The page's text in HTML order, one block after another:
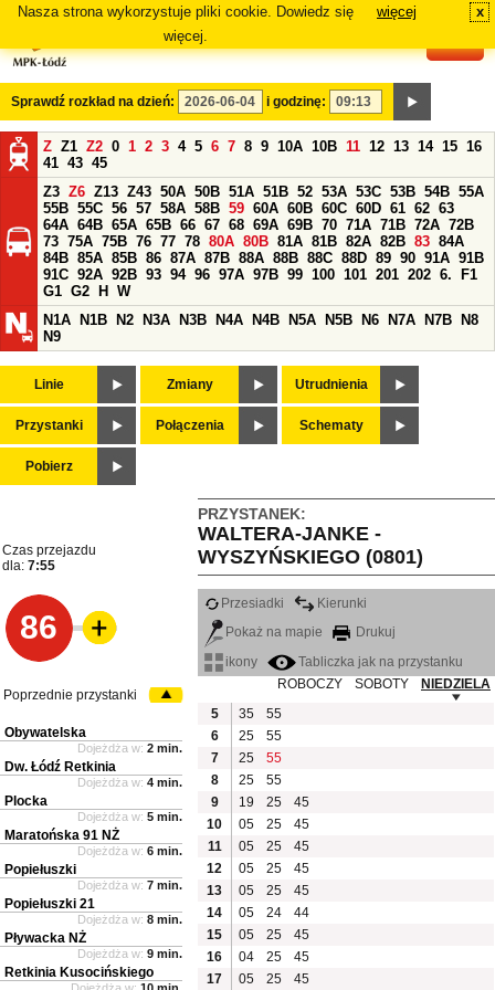
Nasza strona wykorzystuje pliki cookie. Dowiedz się
więcej.
więcej x
Sprawdź rozkład na dzień: i godzinę:
Z Z1 Z2 0 1 2 3 4 5 6 7 8 9 10A 10B 11 12 13 14 15 16
41 43 45
Z3 Z6 Z13 Z43 50A 50B 51A 51B 52 53A 53C 53B 54B 55A
55B 55C 56 57 58A 58B 59 60A 60B 60C 60D 61 62 63
64A 64B 65A 65B 66 67 68 69A 69B 70 71A 71B 72A 72B
73 75A 75B 76 77 78 80A 80B 81A 81B 82A 82B 83 84A
84B 85A 85B 86 87A 87B 88A 88B 88C 88D 89 90 91A 91B
91C 92A 92B 93 94 96 97A 97B 99 100 101 201 202 6.
F1
G1 G2 H
W
N1A
N1B N2 N3A N3B N4A N4B N5A N5B N6 N7A N7B
N8
N9
Linie Zmiany Utrudnienia
Przystanki Połączenia Schematy
Pobierz
PRZYSTANEK:
WALTERA-JANKE -
WYSZYŃSKIEGO (0801)
Czas przejazdu
dla: 7:55
86
Przesiadki
Kierunki
Pokaż na mapie
Drukuj
ikony
Tabliczka jak na przystanku
ROBOCZY
SOBOTY
NIEDZIELA
5
35
55
6
25
55
7
25
55
8
25
55
9
19 25
45
10
05 25
45
11
05 25
45
12
05 25
45
13
05 25
45
14
05 24
44
15
05 25
45
16
04 25
45
17
05 25 45
Poprzednie przystanki
Obywatelska
Dojeżdża w: 2 min.
Dw. Łódź Retkinia
Dojeżdża w: 4 min.
Plocka
Dojeżdża w: 5 min.
Maratońska 91 NŻ
Dojeżdża w: 6 min.
Popiełuszki
Dojeżdża w: 7 min.
Popiełuszki 21
Dojeżdża w: 8 min.
Pływacka NŻ
Dojeżdża w: 9 min.
Retkinia Kusocińskiego